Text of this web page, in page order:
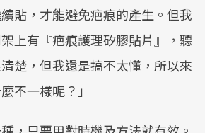
續貼，才能避免疤痕的產生。但我
上有『疤痕護理矽膠貼片』，聽
楚，但我還是搞不太懂，所以來
不一樣呢？」